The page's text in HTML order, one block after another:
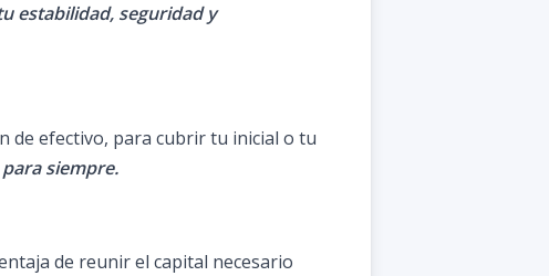
estabilidad, seguridad y
de efectivo, para cubrir tu inicial o tu
siempre.
de reunir el capital necesario